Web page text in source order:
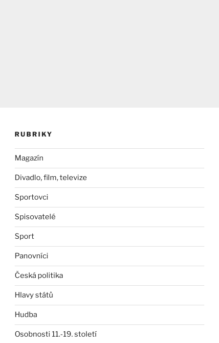
RUBRIKY
Magazín
Divadlo, film, televize
Sportovci
Spisovatelé
Sport
Panovníci
Česká politika
Hlavy států
Hudba
Osobnosti 11.-19. století